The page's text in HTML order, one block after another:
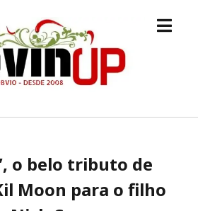
open
o belo tributo de
Moon para o filho